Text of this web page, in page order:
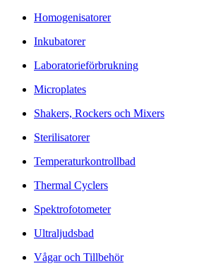
Homogenisatorer
Inkubatorer
Laboratorieförbrukning
Microplates
Shakers, Rockers och Mixers
Sterilisatorer
Temperaturkontrollbad
Thermal Cyclers
Spektrofotometer
Ultraljudsbad
Vågar och Tillbehör